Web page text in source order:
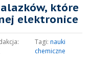
które
elektronice
Tagi: nauki
chemiczne